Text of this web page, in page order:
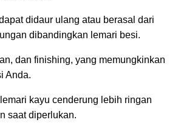
didaur ulang atau berasal dari
dibandingkan lemari besi.
dan finishing, yang memungkinkan
Anda.
kayu cenderung lebih ringan
saat diperlukan.